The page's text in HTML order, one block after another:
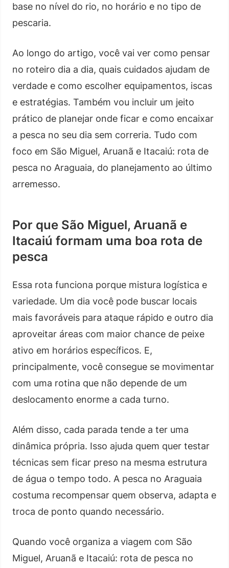
base no nível do rio, no horário e no tipo de
pescaria.
Ao longo do artigo, você vai ver como pensar
no roteiro dia a dia, quais cuidados ajudam de
verdade e como escolher equipamentos, iscas
e estratégias. Também vou incluir um jeito
prático de planejar onde ficar e como encaixar
a pesca no seu dia sem correria. Tudo com
foco em São Miguel, Aruanã e Itacaiú: rota de
pesca no Araguaia, do planejamento ao último
arremesso.
Por que São Miguel, Aruanã e
Itacaiú formam uma boa rota de
pesca
Essa rota funciona porque mistura logística e
variedade. Um dia você pode buscar locais
mais favoráveis para ataque rápido e outro dia
aproveitar áreas com maior chance de peixe
ativo em horários específicos. E,
principalmente, você consegue se movimentar
com uma rotina que não depende de um
deslocamento enorme a cada turno.
Além disso, cada parada tende a ter uma
dinâmica própria. Isso ajuda quem quer testar
técnicas sem ficar preso na mesma estrutura
de água o tempo todo. A pesca no Araguaia
costuma recompensar quem observa, adapta e
troca de ponto quando necessário.
Quando você organiza a viagem com São
Miguel, Aruanã e Itacaiú: rota de pesca no